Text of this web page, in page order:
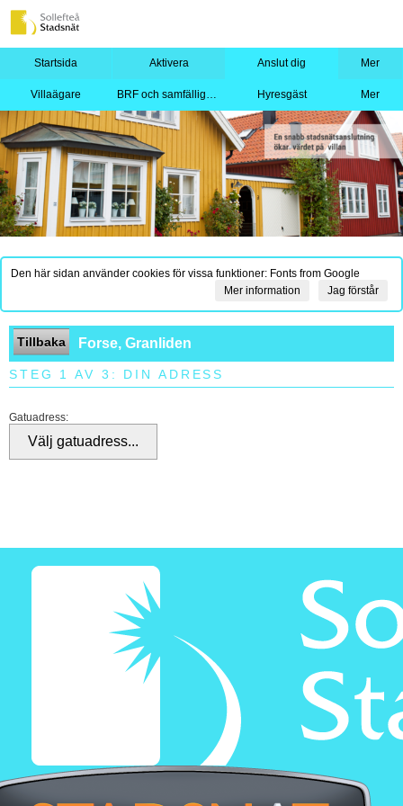
Startsida Aktivera Anslut dig Mer
Villaägare BRF och samfällighet Hyresgäst Mer
Den här sidan använder cookies för vissa funktioner: Fonts from Google
Jag förstår
Mer information
Tillbaka Forse, Granliden
STEG 1 AV 3: DIN ADRESS
Gatuadress: